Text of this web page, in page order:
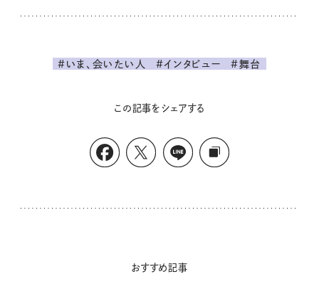
#いま、会いたい人 #インタビュー #舞台
この記事をシェアする
おすすめ記事